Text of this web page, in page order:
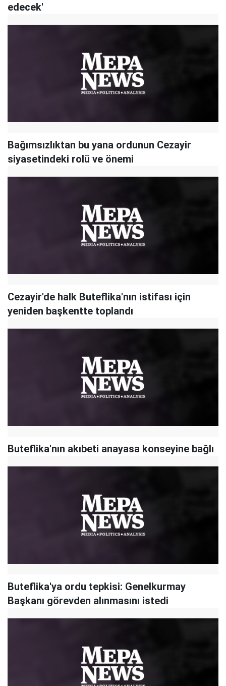
edecek'
Bağımsızlıktan bu yana ordunun Cezayir
siyasetindeki rolü ve önemi
Cezayir'de halk Buteflika'nın istifası için
yeniden başkentte toplandı
Buteflika'nın akıbeti anayasa konseyine bağlı
Buteflika'ya ordu tepkisi: Genelkurmay
Başkanı görevden alınmasını istedi